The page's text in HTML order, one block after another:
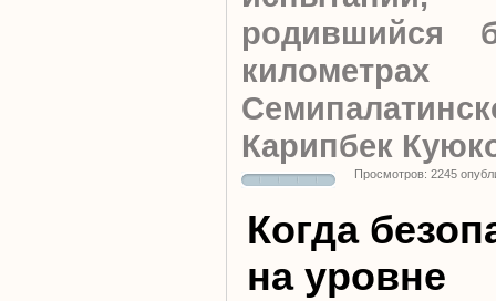
родившийся
Карипбек
Просмотров: 2245
Когда
на уровне